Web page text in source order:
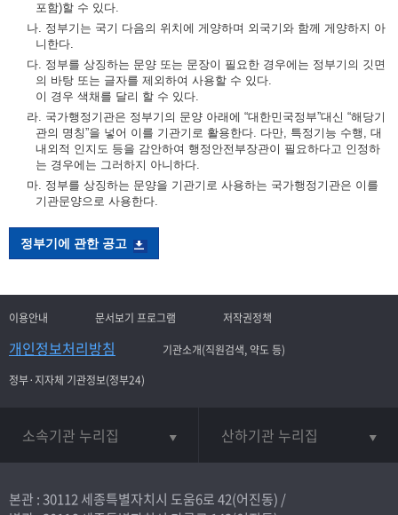
포함)할 수 있다.
나. 정부기는 국기 다음의 위치에 게양하며 외국기와 함께 게양하지 아
니한다.
다. 정부를 상징하는 문양 또는 문장이 필요한 경우에는 정부기의 깃면
의 바탕 또는 글자를 제외하여 사용할 수 있다.
이 경우 색채를 달리 할 수 있다.
라. 국가행정기관은 정부기의 문양 아래에 “대한민국정부”대신 “해당기
관의 명칭”을 넣어 이를 기관기로 활용한다. 다만, 특정기능 수행, 대
내외적 인지도 등을 감안하여 행정안전부장관이 필요하다고 인정하
는 경우에는 그러하지 아니하다.
마. 정부를 상징하는 문양을 기관기로 사용하는 국가행정기관은 이를
기관문양으로 사용한다.
정부기에 관한 공고
이용안내 문서보기 프로그램 저작권정책
개인정보처리방침
기관소개(직원검색, 약도 등)
정부·지자체 기관정보(정부24)
소속기관 누리집 산하기관 누리집
본관 : 30112 세종특별자치시 도움6로 42(어진동) /